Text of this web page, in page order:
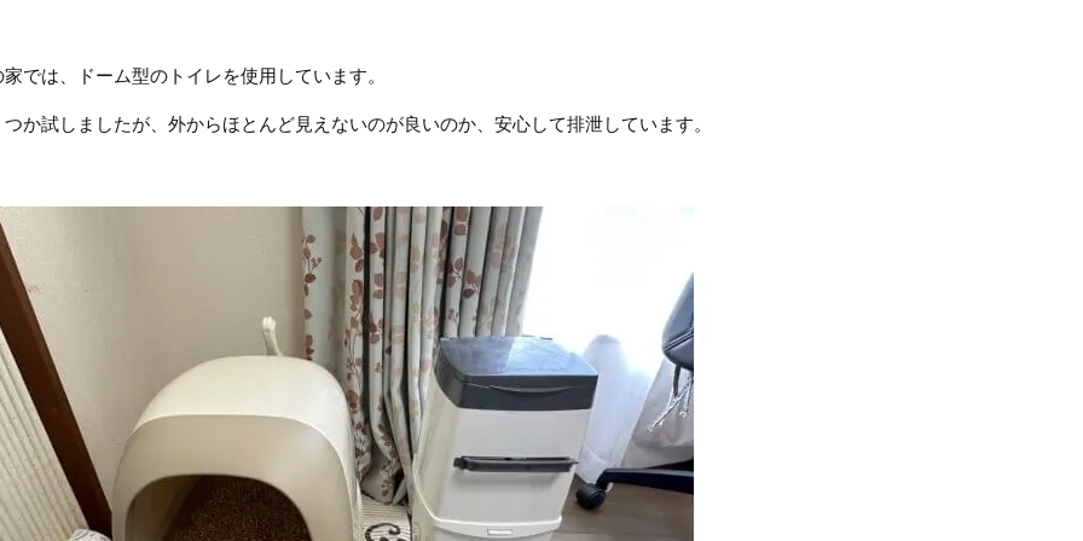
では、ドーム型のトイレを使用しています。
か試しましたが、外からほとんど見えないのが良いのか、安心して排泄しています。